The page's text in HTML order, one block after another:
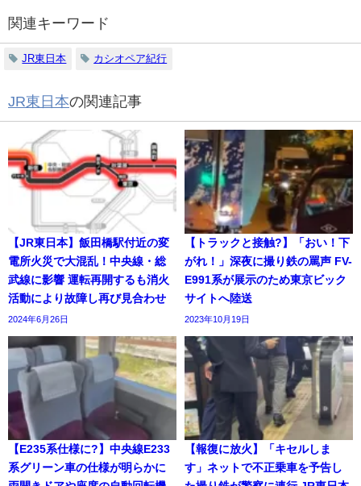
関連キーワード
JR東日本 カシオペア紀行
JR東日本の関連記事
【JR東日本】飯田橋駅付近の変
電所火災で大混乱！中央線・総
武線に影響 運転再開するも消火
活動により故障し再び見合わせ
2024年6月26日
【トラックと接触?】「おい！下
がれ！」深夜に撮り鉄の罵声 FV-
E991系が展示のため東京ビック
サイトへ陸送
2023年10月19日
【E235系仕様に?】中央線E233
系グリーン車の仕様が明らかに
【報復に放火】「キセルしま
す」ネットで不正乗車を予告し